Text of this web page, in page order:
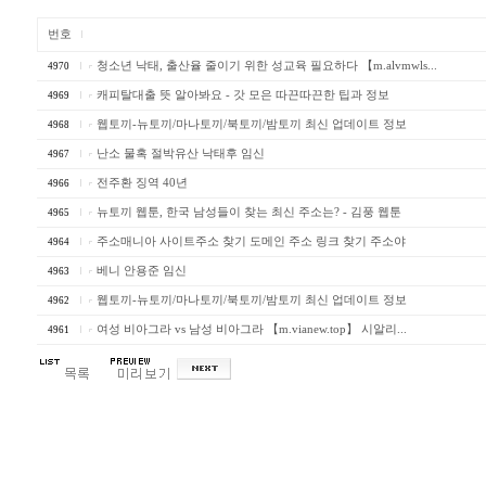
번호
4970 청소년 낙태, 출산율 줄이기 위한 성교육 필요하다 【m.alvmwls...
4969 캐피탈대출 뜻 알아봐요 - 갓 모은 따끈따끈한 팁과 정보
4968 웹토끼-뉴토끼/마나토끼/북토끼/밤토끼 최신 업데이트 정보
4967 난소 물혹 절박유산 낙태후 임신
4966 전주환 징역 40년
4965 뉴토끼 웹툰, 한국 남성들이 찾는 최신 주소는? - 김풍 웹툰
4964 주소매니아 사이트주소 찾기 도메인 주소 링크 찾기 주소야
4963 베니 안용준 임신
4962 웹토끼-뉴토끼/마나토끼/북토끼/밤토끼 최신 업데이트 정보
4961 여성 비아그라 vs 남성 비아그라 【m.vianew.top】 시알리...